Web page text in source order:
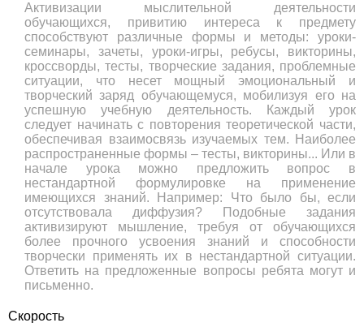
Активизации мыслительной деятельности
обучающихся, привитию интереса к предмету
способствуют различные формы и методы: уроки-
семинары, зачеты, уроки-игры, ребусы, викторины,
кроссворды, тесты, творческие задания, проблемные
ситуации, что несет мощный эмоциональный и
творческий заряд обучающемуся, мобилизуя его на
успешную учебную деятельность. Каждый урок
следует начинать с повторения теоретической части,
обеспечивая взаимосвязь изучаемых тем. Наиболее
распространенные формы – тесты, викторины... Или в
начале урока можно предложить вопрос в
нестандартной формулировке на применение
имеющихся знаний. Например: Что было бы, если
отсутствовала диффузия? Подобные задания
активизируют мышление, требуя от обучающихся
более прочного усвоения знаний и способности
творчески применять их в нестандартной ситуации.
Ответить на предложенные вопросы ребята могут и
письменно.
Скорость